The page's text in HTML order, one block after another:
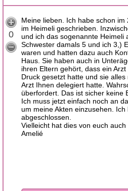
0
Meine lieben. Ich habe schon
im Heimeli geschrieben.
und ich das sogenannte Heimeli
Schwester damals 5 und ich 3,)
waren und hatten dazu auch
Haus. Sie haben auch in
ihren Eltern gehört, dass ein
Druck gesetzt hatte und sie
Arzt Ihnen delegiert hatte.
überfordert. Das ist sicher keine
Ich muss jetzt einfach noch an
um meine Akten einzusehen.
abgeschlossen.
Vielleicht hat dies von euch auch
Amelié